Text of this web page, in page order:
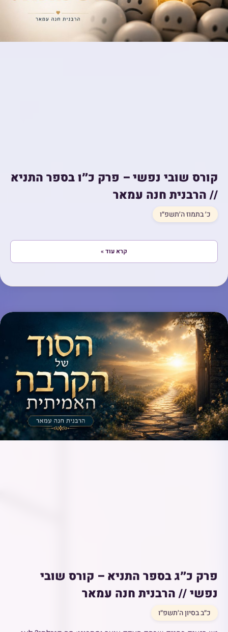
קורס שובי נפשי – פרק כ״ו בספר התניא
// הרבנית חנה עמאר
כ׳ בתמוז ה׳תשפ״ו
קרא עוד »
פרק כ״ג בספר התניא – קורס שובי
נפשי // הרבנית חנה עמאר
כ״ב בסיון ה׳תשפ״ו